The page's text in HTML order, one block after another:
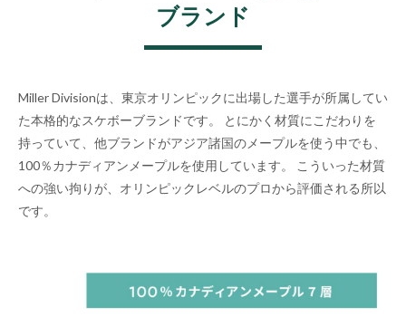
ブランド
Miller Divisionは、東京オリンピックに出場した選手が所属してい
た本格的なスケボーブランドです。 とにかく材質にこだわりを
持っていて、他ブランドがアジア諸国のメープルを使う中でも、
100％カナディアンメープルを使用しています。 こういった材質
への強い拘りが、オリンピックレベルのプロから評価される所以
です。